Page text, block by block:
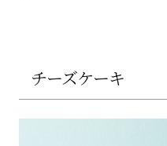
チーズケーキ